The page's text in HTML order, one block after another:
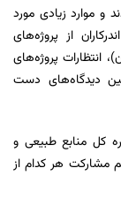
225 نفر شرکت کردند و موارد زیادی مورد
از پروژه‌های
انتظارات پروژه‌های
دیدگاه‌های دست
کل منابع طبیعی و
مشارکت هر کدام از